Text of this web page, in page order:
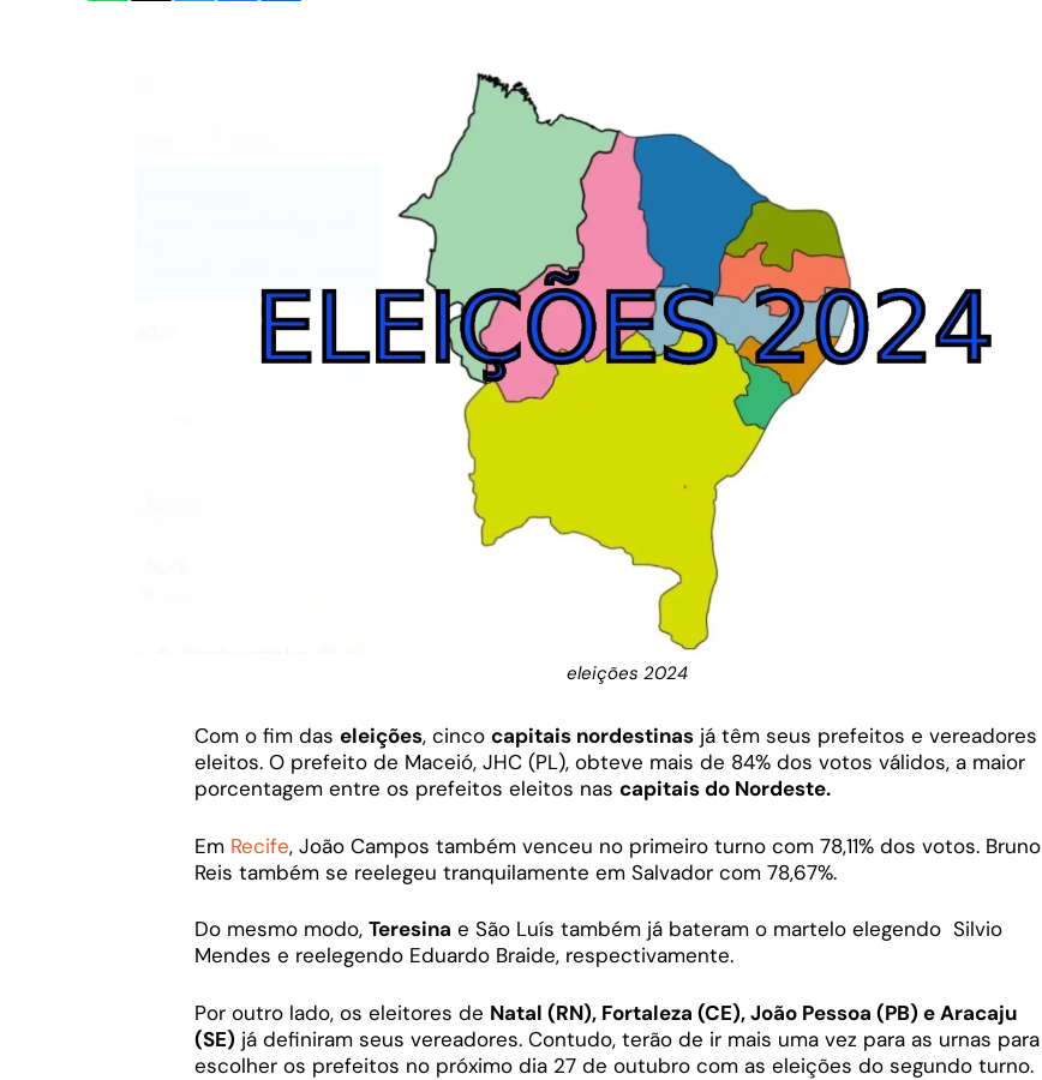
eleições 2024
Com o fim das eleições, cinco capitais nordestinas já têm seus prefeitos e vereadores
eleitos. O prefeito de Maceió, JHC (PL), obteve mais de 84% dos votos válidos, a maior
porcentagem entre os prefeitos eleitos nas capitais do Nordeste.
Em Recife, João Campos também venceu no primeiro turno com 78,11% dos votos. Bruno
Reis também se reelegeu tranquilamente em Salvador com 78,67%.
Do mesmo modo, Teresina e São Luís também já bateram o martelo elegendo Silvio
Mendes e reelegendo Eduardo Braide, respectivamente.
Por outro lado, os eleitores de Natal (RN), Fortaleza (CE), João Pessoa (PB) e Aracaju
(SE) já definiram seus vereadores. Contudo, terão de ir mais uma vez para as urnas para
escolher os prefeitos no próximo dia 27 de outubro com as eleições do segundo turno.